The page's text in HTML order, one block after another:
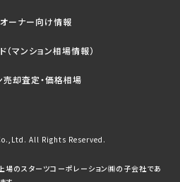
ーナー向け情報
（マンション相場情報）
売却査定・価格相場
All Rights Reserved.
場のスターツコーポレーション㈱の子会社であ